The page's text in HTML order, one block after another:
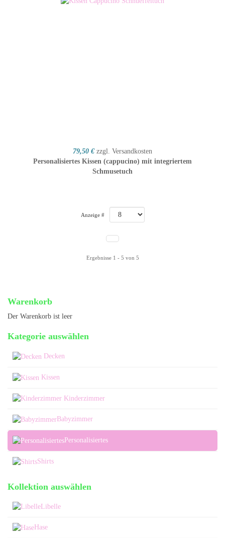
79,50 € zzgl. Versandkosten
Personalisiertes Kissen (cappucino) mit integriertem
Schmusetuch
Anzeige #
Ergebnisse 1 - 5 von 5
Warenkorb
Der Warenkorb ist leer
Kategorie auswählen
Decken
Kissen
Kinderzimmer
Babyzimmer
Personalisiertes
Shirts
Kollektion auswählen
Libelle
Hase